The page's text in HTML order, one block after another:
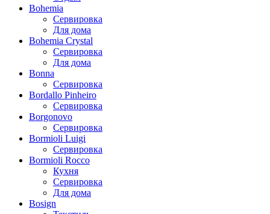
Bohemia
Сервировка
Для дома
Bohemia Crystal
Сервировка
Для дома
Bonna
Сервировка
Bordallo Pinheiro
Сервировка
Borgonovo
Сервировка
Bormioli Luigi
Сервировка
Bormioli Rocco
Кухня
Сервировка
Для дома
Bosign